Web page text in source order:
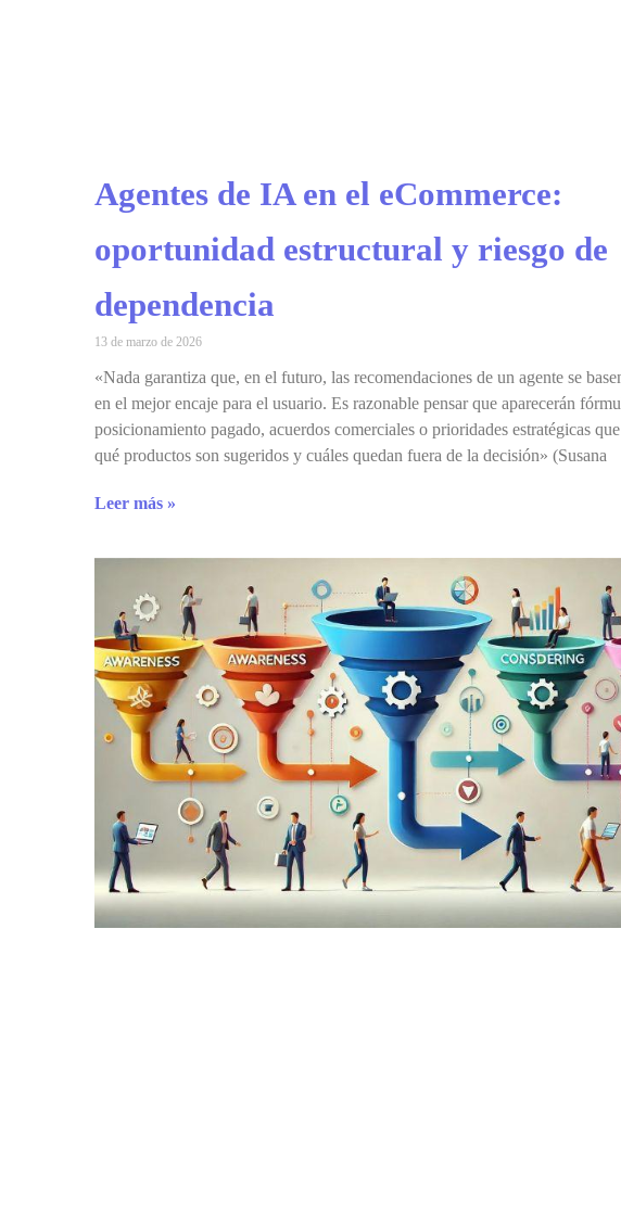
Agentes de IA en el eCommerce:
oportunidad estructural y riesgo de
dependencia
13 de marzo de 2026
«Nada garantiza que, en el futuro, las recomendaciones de un agente se
en el mejor encaje para el usuario. Es razonable pensar que aparecerán
posicionamiento pagado, acuerdos comerciales o prioridades estratégicas
qué productos son sugeridos y cuáles quedan fuera de la decisión» (Susana
Leer más »